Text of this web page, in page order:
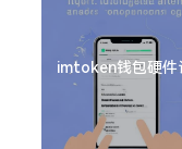
imtoken钱包硬件